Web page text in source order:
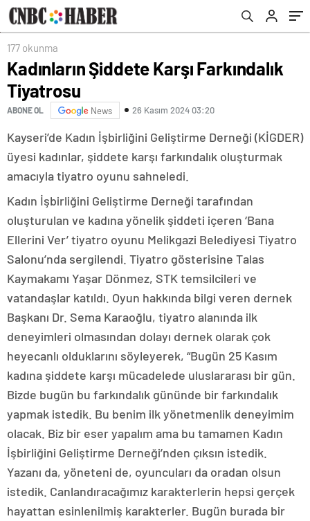
177 okunma
Kadınların Şiddete Karşı Farkındalık
Tiyatrosu
ABONE OL News 26 Kasım 2024 03:20
Kayseri’de Kadın İşbirliğini Geliştirme Derneği (KİGDER)
üyesi kadınlar, şiddete karşı farkındalık oluşturmak
amacıyla tiyatro oyunu sahneledi.
Kadın İşbirliğini Geliştirme Derneği tarafından
oluşturulan ve kadına yönelik şiddeti içeren ‘Bana
Ellerini Ver’ tiyatro oyunu Melikgazi Belediyesi Tiyatro
Salonu’nda sergilendi. Tiyatro gösterisine Talas
Kaymakamı Yaşar Dönmez, STK temsilcileri ve
vatandaşlar katıldı. Oyun hakkında bilgi veren dernek
Başkanı Dr. Sema Karaoğlu, tiyatro alanında ilk
deneyimleri olmasından dolayı dernek olarak çok
heyecanlı olduklarını söyleyerek, “Bugün 25 Kasım
kadına şiddete karşı mücadelede uluslararası bir gün.
Bizde bugün bu farkındalık gününde bir farkındalık
yapmak istedik. Bu benim ilk yönetmenlik deneyimim
olacak. Biz bir eser yapalım ama bu tamamen Kadın
İşbirliğini Geliştirme Derneği’nden çıksın istedik.
Yazanı da, yöneteni de, oyuncuları da oradan olsun
istedik. Canlandıracağımız karakterlerin hepsi gerçek
hayattan esinlenilmiş karakterler. Bugün burada bir